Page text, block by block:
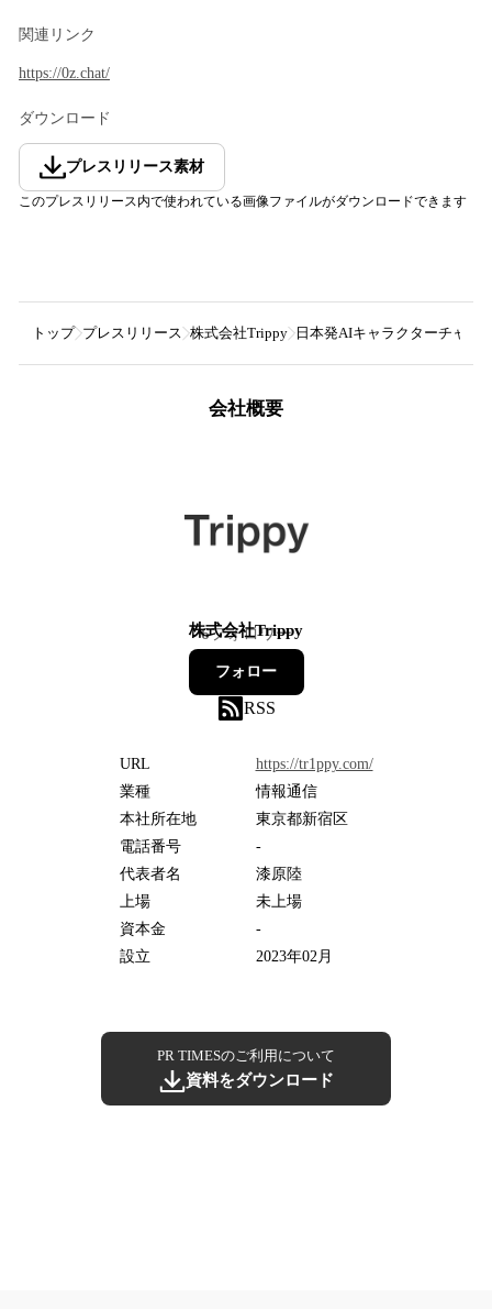
関連リンク
https://0z.chat/
ダウンロード
プレスリリース素材
このプレスリリース内で使われている画像ファイルがダウンロードできます
トップ プレスリリース 株式会社Trippy 日本発AIキャラクターチャッ
会社概要
株式会社Trippy
6フォロワー
フォロー
RSS
URL
https://tr1ppy.com/
業種
情報通信
本社所在地
東京都新宿区
電話番号
-
代表者名
漆原陸
上場
未上場
資本金
-
設立
2023年02月
PR TIMESのご利用について
資料をダウンロード